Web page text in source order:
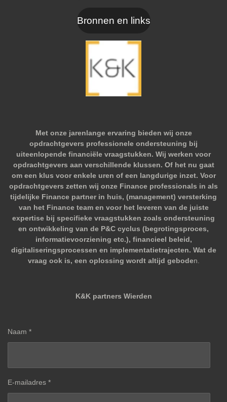
Bronnen en links
Met onze jarenlange ervaring bieden wij onze
opdrachtgevers professionele ondersteuning bij
uiteenlopende financiële vraagstukken. Wij werken voor
opdrachtgevers aan verschillende klussen. Of het nu gaat
om een klus voor enkele uren of een langdurige inzet. Voor
opdrachtgevers zetten wij onze Finance professionals in als
tijdelijke Finance partner in huis, (management) versterking
van het Finance team en voor het leveren van de juiste
expertise bij specifieke vraagstukken zoals ondersteuning
en ontwikkeling van de P&C cyclus (begrotingsproces,
informatievoorziening etc.), financieel beleid,
digitaliseringsprocessen en implementatietrajecten. Wat de
vraag ook is, een oplossing wordt altijd geboden.
K&K partners Wierden
Naam *
E-mailadres *